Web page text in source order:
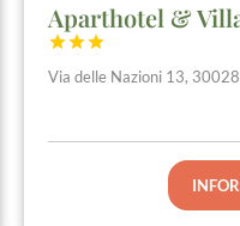
Aparthotel &



Via delle Nazioni 13,